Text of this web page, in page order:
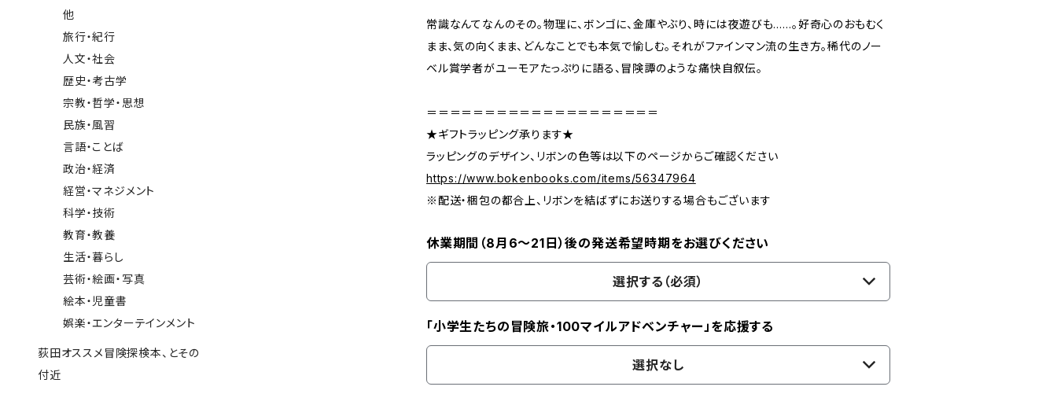
常識なんてなんのその。物理に、ボンゴに、金庫やぶり、時には夜遊びも……。好奇心のおもむく
まま、気の向くまま、どんなことでも本気で愉しむ。それがファインマン流の生き方。稀代のノー
ベル賞学者がユーモアたっぷりに語る、冒険譚のような痛快自叙伝。
＝＝＝＝＝＝＝＝＝＝＝＝＝＝＝＝＝＝＝＝
★ギフトラッピング承ります★
ラッピングのデザイン、リボンの色等は以下のページからご確認ください
https://www.bokenbooks.com/items/56347964
※配送・梱包の都合上、リボンを結ばずにお送りする場合もございます
休業期間（8月6〜21日）後の発送希望時期をお選びください
選択する（必須）
「小学生たちの冒険旅・100マイルアドベンチャー」を応援する
選択なし
他
旅行・紀行
人文・社会
歴史・考古学
宗教・哲学・思想
民族・風習
言語・ことば
政治・経済
経営・マネジメント
科学・技術
教育・教養
生活・暮らし
芸術・絵画・写真
絵本・児童書
娯楽・エンターテインメント
荻田オススメ冒険探検本、とその
付近